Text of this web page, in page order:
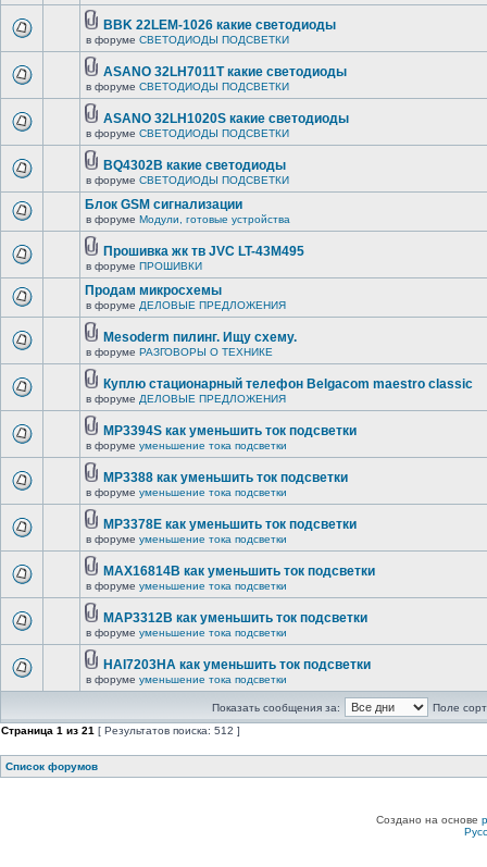
BBK 22LEM-1026 какие светодиоды
в форуме СВЕТОДИОДЫ ПОДСВЕТКИ
ASANO 32LH7011T какие светодиоды
в форуме СВЕТОДИОДЫ ПОДСВЕТКИ
ASANO 32LH1020S какие светодиоды
в форуме СВЕТОДИОДЫ ПОДСВЕТКИ
BQ4302B какие светодиоды
в форуме СВЕТОДИОДЫ ПОДСВЕТКИ
Блок GSM сигнализации
в форуме Модули, готовые устройства
Прошивка жк тв JVC LT-43M495
в форуме ПРОШИВКИ
Продам микросхемы
в форуме ДЕЛОВЫЕ ПРЕДЛОЖЕНИЯ
Mesoderm пилинг. Ищу схему.
в форуме РАЗГОВОРЫ О ТЕХНИКЕ
Куплю стационарный телефон Belgacom maestro classic
в форуме ДЕЛОВЫЕ ПРЕДЛОЖЕНИЯ
MP3394S как уменьшить ток подсветки
в форуме уменьшение тока подсветки
MP3388 как уменьшить ток подсветки
в форуме уменьшение тока подсветки
MP3378E как уменьшить ток подсветки
в форуме уменьшение тока подсветки
MAX16814B как уменьшить ток подсветки
в форуме уменьшение тока подсветки
MAP3312B как уменьшить ток подсветки
в форуме уменьшение тока подсветки
HAI7203HA как уменьшить ток подсветки
в форуме уменьшение тока подсветки
Показать сообщения за:
Поле
Страница 1 из 21 [ Результатов поиска: 512 ]
Список форумов
Создано на основе